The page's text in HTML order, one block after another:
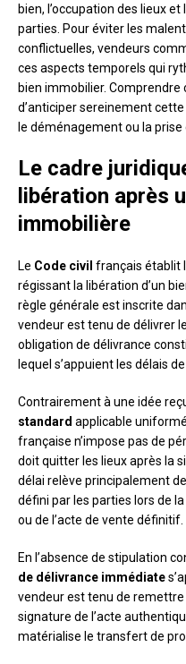
bien, l’occupation des lieux
parties. Pour éviter les
conflictuelles, vendeurs
ces aspects temporels qui
bien immobilier.
d’anticiper sereinement
le déménagement ou la prise
Le cadre
libération après
immobilière
Le Code civil français établit
régissant la libération d’un
règle générale est inscrite
vendeur est tenu de délivrer
obligation de délivrance
lequel s’appuient les délais
Contrairement à une idée
standard applicable
française n’impose pas de
doit quitter les lieux après la
délai relève principalement
défini par les parties lors de
ou de l’acte de vente définitif.
En l’absence de stipulation
de délivrance immédiate
vendeur est tenu de remettre
signature de l’acte
matérialise le transfert de